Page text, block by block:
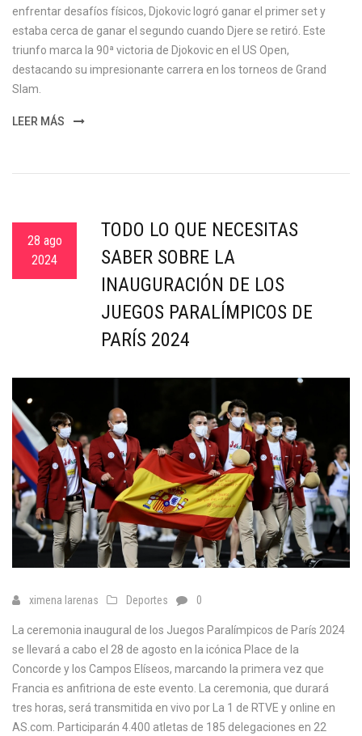
enfrentar desafíos físicos, Djokovic logró ganar el primer set y
estaba cerca de ganar el segundo cuando Djere se retiró. Este
triunfo marca la 90ª victoria de Djokovic en el US Open,
destacando su impresionante carrera en los torneos de Grand
Slam.
LEER MÁS
28 ago
2024
TODO LO QUE NECESITAS
SABER SOBRE LA
INAUGURACIÓN DE LOS
JUEGOS PARALÍMPICOS DE
PARÍS 2024
ximena larenas Deportes 0
La ceremonia inaugural de los Juegos Paralímpicos de París 2024
se llevará a cabo el 28 de agosto en la icónica Place de la
Concorde y los Campos Elíseos, marcando la primera vez que
Francia es anfitriona de este evento. La ceremonia, que durará
tres horas, será transmitida en vivo por La 1 de RTVE y online en
AS.com. Participarán 4.400 atletas de 185 delegaciones en 22